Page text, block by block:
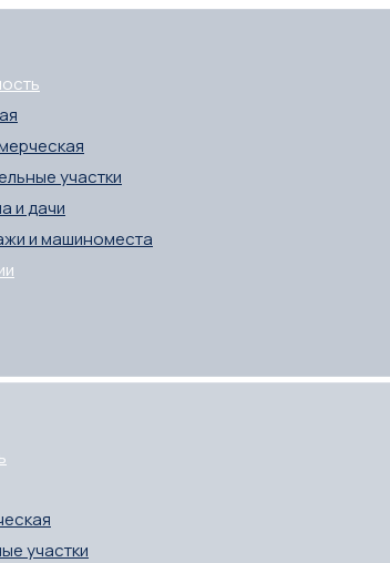
участки
и дачи
и машиноместа
участки